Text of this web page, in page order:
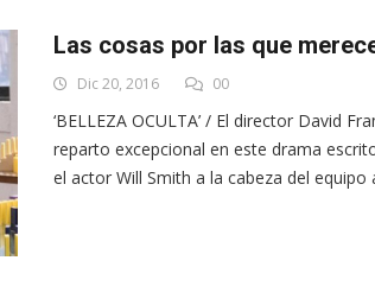
Las cosas por las que
Dic 20, 2016 00
‘BELLEZA OCULTA’ / El director David
reparto excepcional en este drama
el actor Will Smith a la cabeza del equipo